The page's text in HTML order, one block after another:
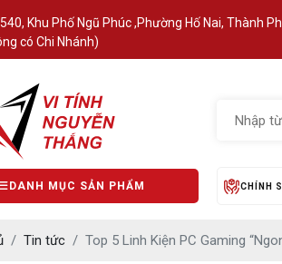
Khu Phố Ngũ Phúc ,Phường Hố Nai, Thành
có Chi Nhánh)
DANH MỤC SẢN PHẨM CHÍNH
Tin tức Top 5 Linh Kiện PC Gaming